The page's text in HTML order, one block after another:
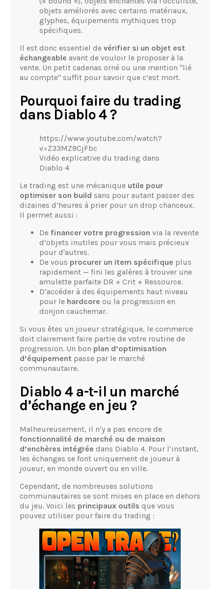
objets améliorés avec certains matériaux,
glyphes, équipements mythiques trop
spécifiques.
Il est donc essentiel de vérifier si un objet est
échangeable avant de vouloir le proposer à la
vente. Un petit cadenas orné ou une mention "lié
au compte" suffit pour savoir que c’est mort.
Pourquoi faire du trading
dans Diablo 4 ?
https://www.youtube.com/watch?
v=Z33MZ9CjFbc
Vidéo explicative du trading dans
Diablo 4
Le trading est une mécanique utile pour
optimiser son build sans pour autant passer des
dizaines d’heures à prier pour un drop chanceux.
Il permet aussi :
De financer votre progression via la revente
d’objets inutiles pour vous mais précieux
pour d'autres.
De vous procurer un item spécifique plus
rapidement — fini les galères à trouver une
amulette parfaite DR + Crit + Ressource.
D’accéder à des équipements haut niveau
pour le hardcore ou la progression en
donjon cauchemar.
Si vous êtes un joueur stratégique, le commerce
doit clairement faire partie de votre routine de
progression. Un bon plan d’optimisation
d’équipement passe par le marché
communautaire.
Diablo 4 a-t-il un marché
d’échange en jeu ?
Malheureusement, il n’y a pas encore de
fonctionnalité de marché ou de maison
d’enchères intégrée dans Diablo 4. Pour l’instant,
les échanges se font uniquement de joueur à
joueur, en monde ouvert ou en ville.
Cependant, de nombreuses solutions
communautaires se sont mises en place en dehors
du jeu. Voici les principaux outils que vous
pouvez utiliser pour faire du trading :